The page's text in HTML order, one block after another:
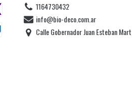
1164730432
info@bio-deco.com.ar
Calle Gobernador Juan Esteban